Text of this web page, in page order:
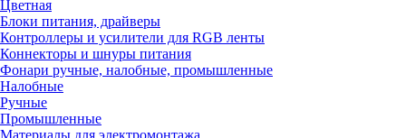
Цветная
Блоки питания, драйверы
Контроллеры и усилители для RGB ленты
Коннекторы и шнуры питания
Фонари ручные, налобные, промышленные
Налобные
Ручные
Промышленные
Материалы для электромонтажа